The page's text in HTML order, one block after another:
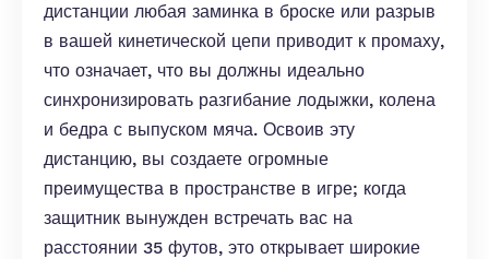
дистанции любая заминка в броске или разрыв
в вашей кинетической цепи приводит к промаху,
что означает, что вы должны идеально
синхронизировать разгибание лодыжки, колена
и бедра с выпуском мяча. Освоив эту
дистанцию, вы создаете огромные
преимущества в пространстве в игре; когда
защитник вынужден встречать вас на
расстоянии 35 футов, это открывает широкие